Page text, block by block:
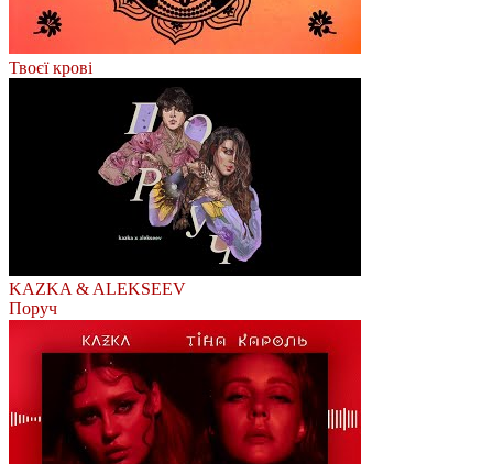
Твоєї крові
KAZKA & ALEKSEEV
Поруч